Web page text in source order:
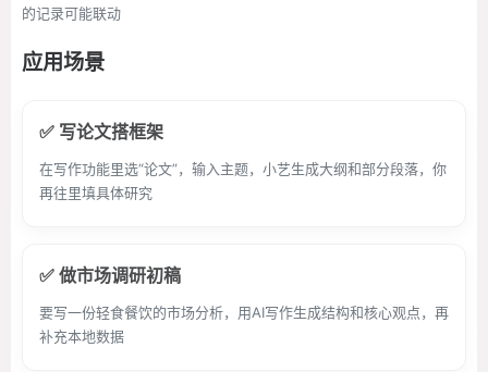
的记录可能联动
应用场景
✅ 写论文搭框架
在写作功能里选“论文”，输入主题，小艺生成大纲和部分段落，你
再往里填具体研究
✅ 做市场调研初稿
要写一份轻食餐饮的市场分析，用AI写作生成结构和核心观点，再
补充本地数据